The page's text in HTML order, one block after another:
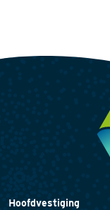
Hoofdvestiging